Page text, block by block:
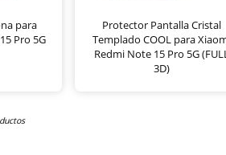
para
Pro 5G
Protector Pantalla Cristal
Templado COOL para
Redmi Note 15 Pro 5G (FULL
3D)